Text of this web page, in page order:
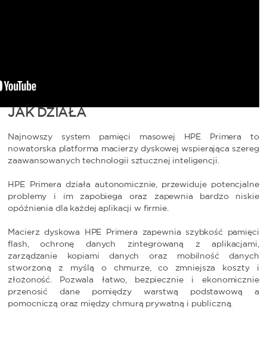
JAK DZIAŁA
Najnowszy system pamięci masowej HPE Primera to
nowatorska platforma macierzy dyskowej wspierająca szereg
zaawansowanych technologii sztucznej inteligencji.
HPE Primera działa autonomicznie, przewiduje potencjalne
problemy i im zapobiega oraz zapewnia bardzo niskie
opóźnienia dla każdej aplikacji w firmie.
Macierz dyskowa HPE Primera zapewnia szybkość pamięci
flash, ochronę danych zintegrowaną z aplikacjami,
zarządzanie kopiami danych oraz mobilność danych
stworzoną z myślą o chmurze, co zmniejsza koszty i
złożoność. Pozwala łatwo, bezpiecznie i ekonomicznie
przenosić dane pomiędzy warstwą podstawową a
pomocniczą oraz między chmurą prywatną i publiczną.